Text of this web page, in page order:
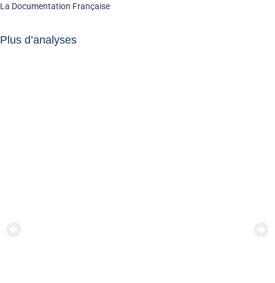
La Documentation Française
Plus d’analyses